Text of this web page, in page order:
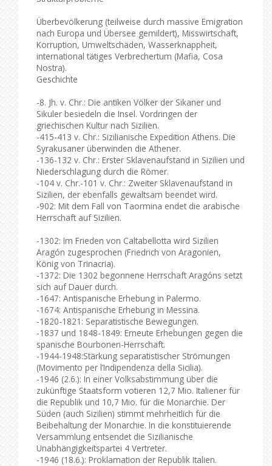
Überbevölkerung (teilweise durch massive Emigration
nach Europa und Übersee gemildert), Misswirtschaft,
Korruption, Umweltschäden, Wasserknappheit,
international tätiges Verbrechertum (Mafia, Cosa
Nostra).
Geschichte
-8. Jh. v. Chr.: Die antiken Völker der Sikaner und
Sikuler besiedeln die Insel. Vordringen der
griechischen Kultur nach Sizilien.
-415-413 v. Chr.: Sizilianische Expedition Athens. Die
Syrakusaner überwinden die Athener.
-136-132 v. Chr.: Erster Sklavenaufstand in Sizilien und
Niederschlagung durch die Römer.
-104 v. Chr.-101 v. Chr.: Zweiter Sklavenaufstand in
Sizilien, der ebenfalls gewaltsam beendet wird.
-902: Mit dem Fall von Taormina endet die arabische
Herrschaft auf Sizilien.
-1302: Im Frieden von Caltabellotta wird Sizilien
Aragón zugesprochen (Friedrich von Aragonien,
König von Trinacria).
-1372: Die 1302 begonnene Herrschaft Aragóns setzt
sich auf Dauer durch.
-1647: Antispanische Erhebung in Palermo.
-1674: Antispanische Erhebung in Messina.
-1820-1821: Separatistische Bewegungen.
-1837 und 1848-1849: Erneute Erhebungen gegen die
spanische Bourbonen-Herrschaft.
-1944-1948:Stärkung separatistischer Strömungen
(Movimento per l’Indipendenza della Sicilia).
-1946 (2.6.): In einer Volksabstimmung über die
zukünftige Staatsform votieren 12,7 Mio. Italiener für
die Republik und 10,7 Mio. für die Monarchie. Der
Süden (auch Sizilien) stimmt mehrheitlich für die
Beibehaltung der Monarchie. In die konstituierende
Versammlung entsendet die Sizilianische
Unabhängigkeitspartei 4 Vertreter.
-1946 (18.6.): Proklamation der Republik Italien.